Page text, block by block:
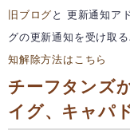
旧ブログと 更新通知ア
グの更新通知を受け取
知解除方法はこちら
チーフタンズ
イグ、キャパ